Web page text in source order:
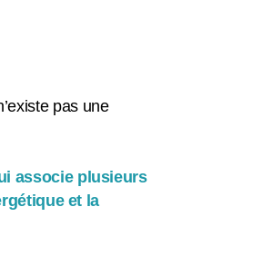
pas une
associe plusieurs
et la